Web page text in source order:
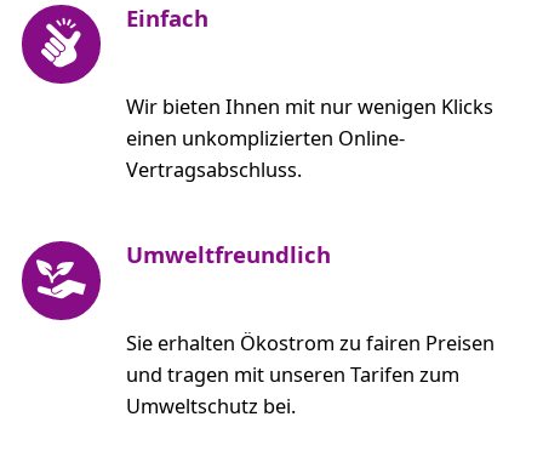
Einfach
Wir bieten Ihnen mit nur wenigen Klicks
einen unkomplizierten Online-
Vertragsabschluss.
Umweltfreundlich
Sie erhalten Ökostrom zu fairen Preisen
und tragen mit unseren Tarifen zum
Umweltschutz bei.